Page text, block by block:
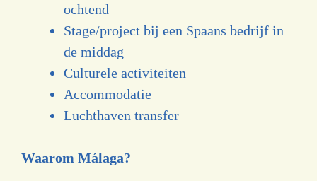
ochtend
Stage/project bij een Spaans bedrijf in
de middag
Culturele activiteiten
Accommodatie
Luchthaven transfer
Waarom Málaga?